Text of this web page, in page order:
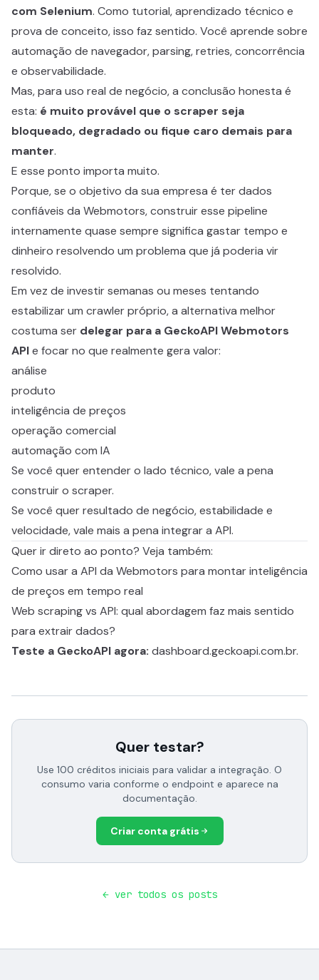
com Selenium. Como tutorial, aprendizado técnico e
prova de conceito, isso faz sentido. Você aprende sobre
automação de navegador, parsing, retries, concorrência
e observabilidade.
Mas, para uso real de negócio, a conclusão honesta é
esta: é muito provável que o scraper seja
bloqueado, degradado ou fique caro demais para
manter.
E esse ponto importa muito.
Porque, se o objetivo da sua empresa é ter dados
confiáveis da Webmotors, construir esse pipeline
internamente quase sempre significa gastar tempo e
dinheiro resolvendo um problema que já poderia vir
resolvido.
Em vez de investir semanas ou meses tentando
estabilizar um crawler próprio, a alternativa melhor
costuma ser delegar para a GeckoAPI Webmotors
APIe focar no que realmente gera valor:
análise
produto
inteligência de preços
operação comercial
automação com IA
Se você quer entender o lado técnico, vale a pena
construir o scraper.
Se você quer resultado de negócio, estabilidade e
velocidade, vale mais a pena integrar a API.
Quer ir direto ao ponto? Veja também:
Como usar a API da Webmotors para montar inteligência
de preços em tempo real
Web scraping vs API: qual abordagem faz mais sentido
para extrair dados?
Teste a GeckoAPI agora: dashboard.geckoapi.com.br.
Quer testar?
Use 100 créditos iniciais para validar a integração. O
consumo varia conforme o endpoint e aparece na
documentação.
Criar conta grátis
← ver todos os posts